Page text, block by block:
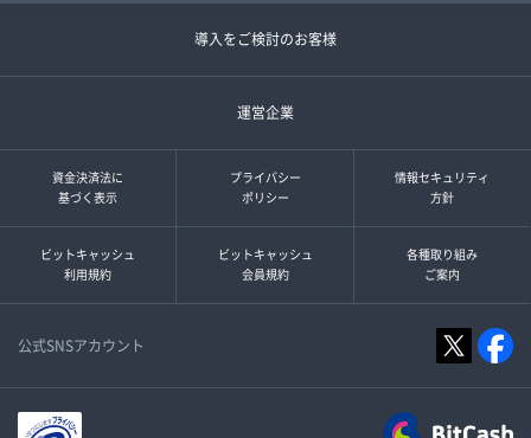
導入をご検討のお客様
運営企業
資金決済法に
基づく表示
プライバシー
ポリシー
情報セキュリティ
方針
ビットキャッシュ
利用規約
ビットキャッシュ
会員規約
各種取り組み
ご案内
公式SNSアカウント